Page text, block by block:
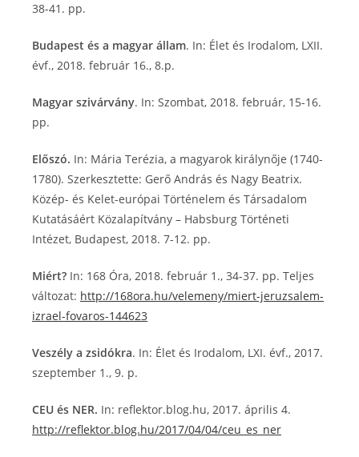
38-41. pp.
Budapest és a magyar állam. In: Élet és Irodalom, LXII.
évf., 2018. február 16., 8.p.
Magyar szivárvány. In: Szombat, 2018. február, 15-16.
pp.
Előszó. In: Mária Terézia, a magyarok királynője (1740-
1780). Szerkesztette: Gerő András és Nagy Beatrix.
Közép- és Kelet-európai Történelem és Társadalom
Kutatásáért Közalapítvány – Habsburg Történeti
Intézet, Budapest, 2018. 7-12. pp.
Miért? In: 168 Óra, 2018. február 1., 34-37. pp. Teljes
változat: http://168ora.hu/velemeny/miert-jeruzsalem-
izrael-fovaros-144623
Veszély a zsidókra. In: Élet és Irodalom, LXI. évf., 2017.
szeptember 1., 9. p.
CEU és NER. In: reflektor.blog.hu, 2017. április 4.
http://reflektor.blog.hu/2017/04/04/ceu_es_ner